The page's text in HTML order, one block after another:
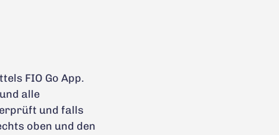
FIO Go App.
alle
und falls
oben und den